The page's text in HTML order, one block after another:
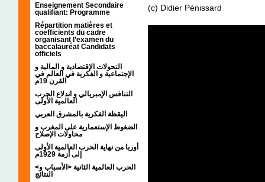
Enseignement Secondaire
qualifiant: Programme
Répartition matières et
coefficients du cadre
organisant l’examen du
baccalauréat Candidats
officiels
التحولات الإقتصادية و المالية و
الإجتماعية و الفكرية في العالم في
القرن 19م
التنافس الإمبريالي و اندلاع الحرب
العالمية الأولى
اليقظة الفكرية بالمشرق العربي
الضغوط الإستعمارية على المغرب و
محاولات الإصلاح
أوربا من نهاية الحرب العالمية الأولى
إلى أزمة 1929م
<الحرب العالمية الثانية <الأسباب و
النتائج
(c) Didier Pénissard